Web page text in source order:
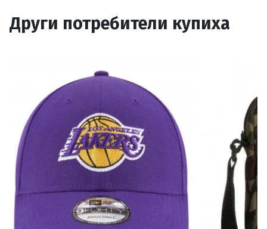
Други потребители купиха